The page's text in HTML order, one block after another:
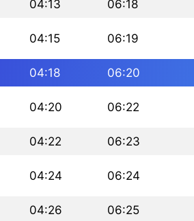
04:13 06:18
04:15 06:19
04:18 06:20
04:20 06:22
04:22 06:23
04:24 06:24
04:26 06:25